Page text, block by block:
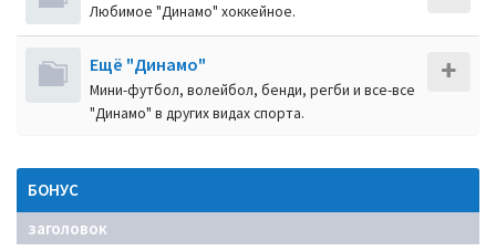
Любимое "Динамо" хоккейное.
Ещё "Динамо"
Мини-футбол, волейбол, бенди, регби и все-все
"Динамо" в других видах спорта.
БОНУС
заголовок